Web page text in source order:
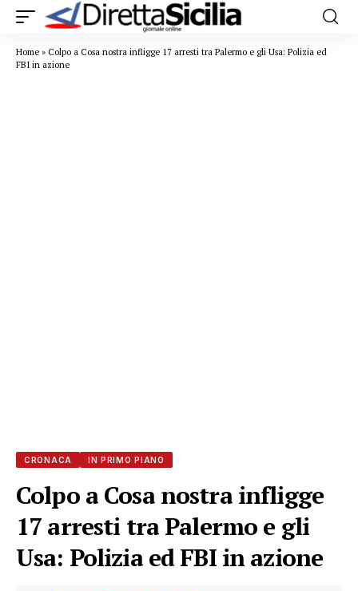
Home » Colpo a Cosa nostra infligge 17 arresti tra Palermo e gli Usa: Polizia ed
FBI in azione
CRONACA IN PRIMO PIANO
Colpo a Cosa nostra infligge
17 arresti tra Palermo e gli
Usa: Polizia ed FBI in azione